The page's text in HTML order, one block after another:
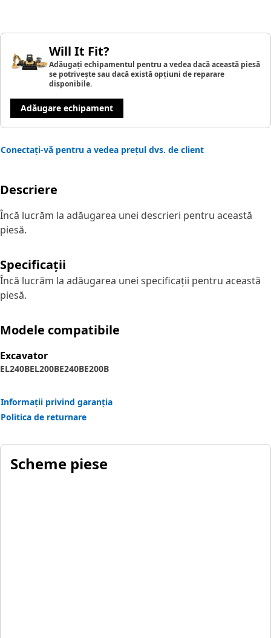
Will It Fit?
Adăugați echipamentul pentru a vedea dacă această piesă
se potrivește sau dacă există opțiuni de reparare
disponibile.
Adăugare echipament
Conectați-vă pentru a vedea prețul dvs. de client
Descriere
Încă lucrăm la adăugarea unei descrieri pentru această
piesă.
Specificații
Încă lucrăm la adăugarea unei specificații pentru această
piesă.
Modele compatibile
Excavator
EL240BEL200BE240BE200B
Informații privind garanția
Politica de returnare
Scheme piese